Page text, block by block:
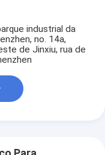
industrial da
no. 14a,
de Jinxiu, rua de